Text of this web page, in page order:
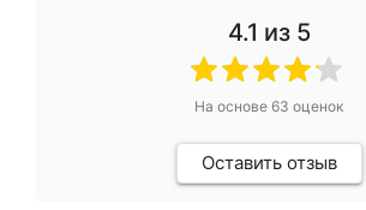
4.1 из 5
На основе 63 оценок
Оставить отзыв